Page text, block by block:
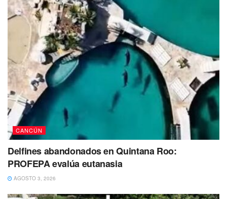
en ser una opción que responda a las verdaderas
necesidades de la gente, como la salud, la educación y el
bienestar general. “El PAN no solo va a criticar lo que
hacen otros, el PAN quiere proponer y ayudar”, comentó
Romero, señalando su compromiso de trabajar por estas
causas si llega a la dirigencia nacional.
CANCÚN
Delfines abandonados en Quintana Roo:
PROFEPA evalúa eutanasia
AGOSTO 3, 2026